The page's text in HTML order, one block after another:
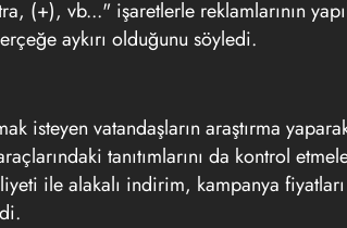
(+), vb..." işaretlerle reklamlarının
aykırı olduğunu söyledi.
isteyen vatandaşların araştırma
tanıtımlarını da kontrol
ile alakalı indirim, kampanya fiyatları